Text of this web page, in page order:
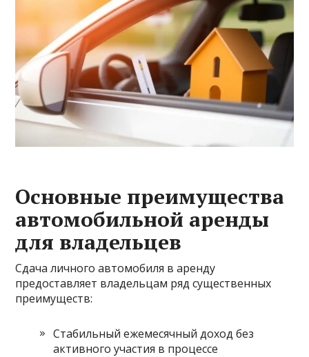
Основные преимущества
автомобильной аренды
для владельцев
Сдача личного автомобиля в аренду
предоставляет владельцам ряд существенных
преимуществ:
Стабильный ежемесячный доход без
активного участия в процессе